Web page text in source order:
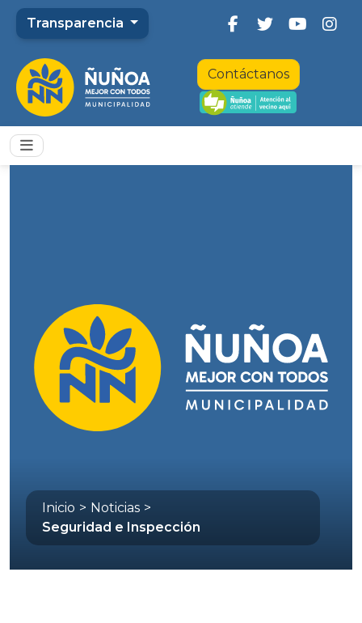
Transparencia
Contáctanos
Inicio > Noticias >
Seguridad e Inspección